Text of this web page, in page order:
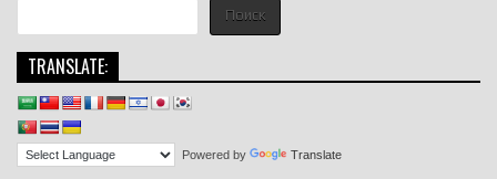
Поиск
TRANSLATE:
Powered by Translate